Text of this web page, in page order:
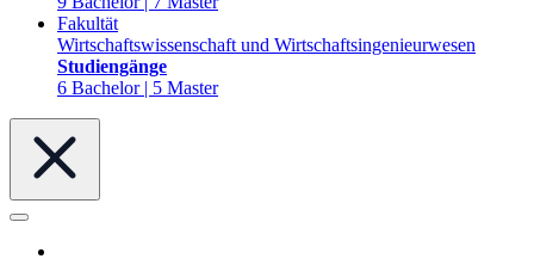
Fakultät
Wirtschaftswissenschaft und Wirtschaftsingenieurwesen
Studiengänge
6 Bachelor | 5 Master